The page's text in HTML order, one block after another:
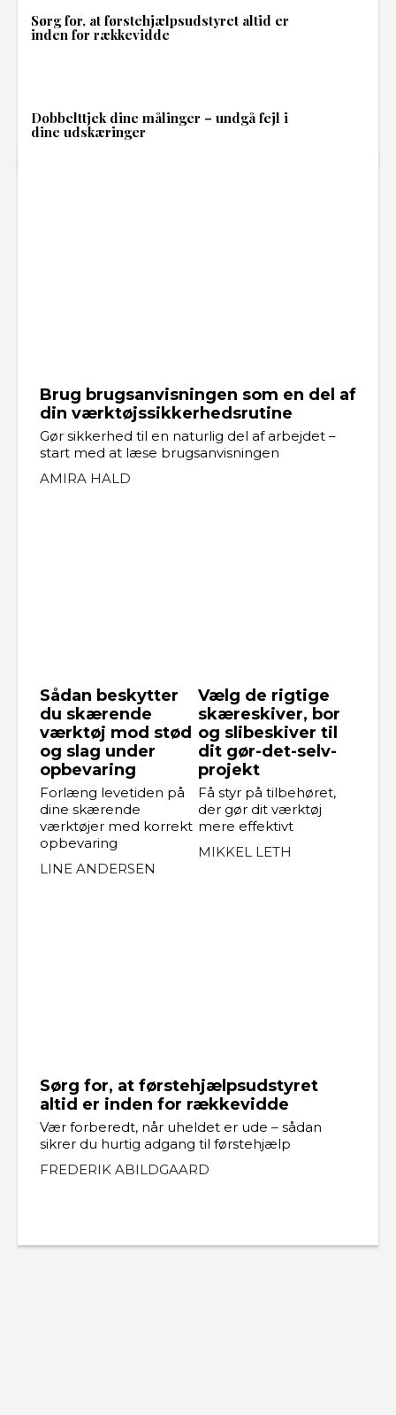
Sørg for, at førstehjælpsudstyret altid er
inden for rækkevidde
Dobbelttjek dine målinger – undgå fejl i
dine udskæringer
Brug brugsanvisningen som en del af
din værktøjssikkerhedsrutine
Gør sikkerhed til en naturlig del af arbejdet –
start med at læse brugsanvisningen
AMIRA HALD
Sådan beskytter
du skærende
værktøj mod stød
og slag under
opbevaring
Forlæng levetiden på
dine skærende
værktøjer med korrekt
opbevaring
LINE ANDERSEN
Vælg de rigtige
skæreskiver, bor
og slibeskiver til
dit gør-det-selv-
projekt
Få styr på tilbehøret,
der gør dit værktøj
mere effektivt
MIKKEL LETH
Sørg for, at førstehjælpsudstyret
altid er inden for rækkevidde
Vær forberedt, når uheldet er ude – sådan
sikrer du hurtig adgang til førstehjælp
FREDERIK ABILDGAARD